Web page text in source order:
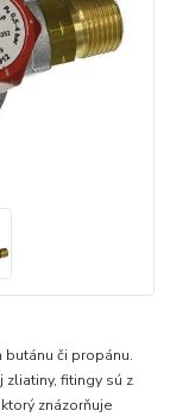
či propánu.
zliatiny, fitingy sú z
znázorňuje